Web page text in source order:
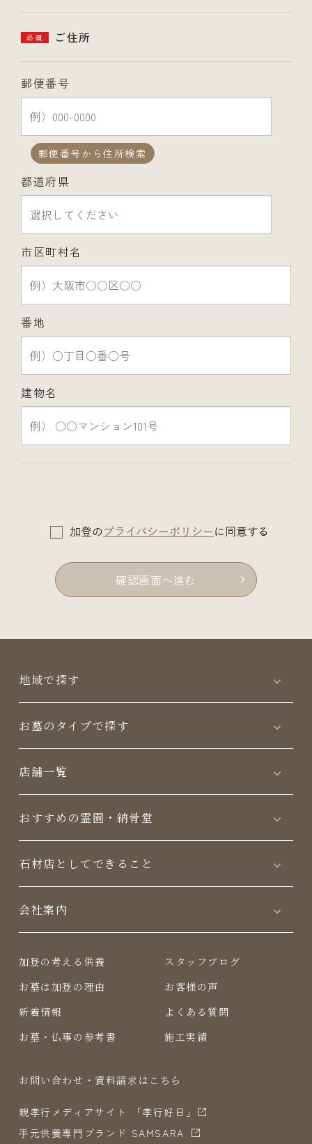
ご住所
必須
郵便番号
郵便番号から住所検索
都道府県
市区町村名
番地
建物名
加登のプライバシーポリシー に同意する
確認画面へ進む
地域で探す
お墓のタイプで探す
店舗一覧
おすすめの霊園・納骨堂
⽯材店としてできること
会社案内
加登の考える供養
お墓は加登の理由
新着情報
お墓・仏事の参考書
スタッフブログ
お客様の声
よくある質問
施工実績
お問い合わせ・資料請求はこちら
親孝行メディアサイト 「孝行好日」
⼿元供養専⾨ブランド SAMSARA